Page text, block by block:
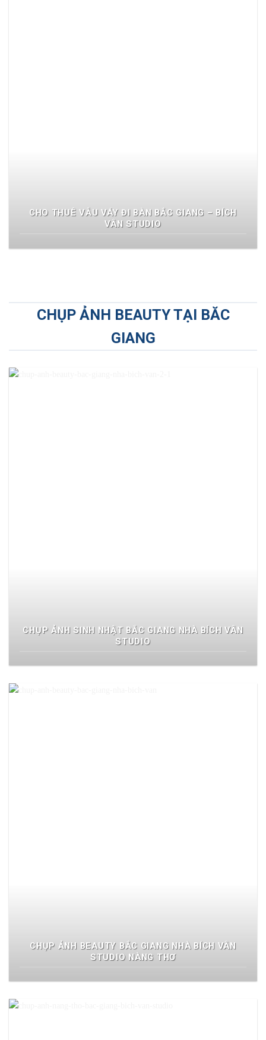
CHO THUÊ VẪU VÁY ĐI BÀN BẮC GIANG – BÍCH
VÂN STUDIO
CHỤP ẢNH BEAUTY TẠI BĂC
GIANG
CHỤP ẢNH SINH NHẬT BẮC GIANG NHÀ BÍCH VÂN
STUDIO
CHỤP ẢNH BEAUTY BẮC GIANG NHÀ BÍCH VÂN
STUDIO NÀNG THƠ